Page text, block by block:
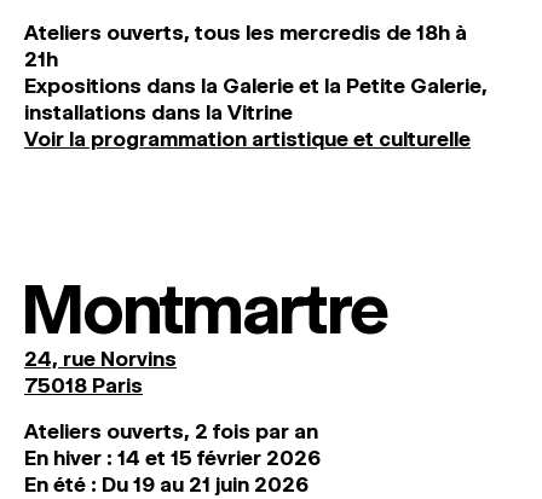
Ateliers ouverts, tous les mercredis de 18h à
21h
Expositions dans la Galerie et la Petite Galerie,
installations dans la Vitrine
Voir la programmation artistique et culturelle
Montmartre
24, rue Norvins
75018 Paris
Ateliers ouverts, 2 fois par an
En hiver : 14 et 15 février 2026
En été : Du 19 au 21 juin 2026